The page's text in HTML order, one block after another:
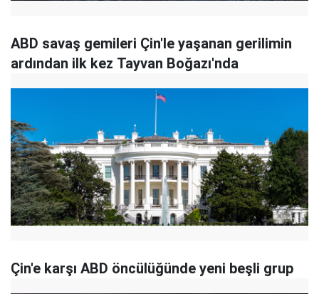
ABD savaş gemileri Çin'le yaşanan gerilimin
ardından ilk kez Tayvan Boğazı'nda
Çin'e karşı ABD öncülüğünde yeni beşli grup